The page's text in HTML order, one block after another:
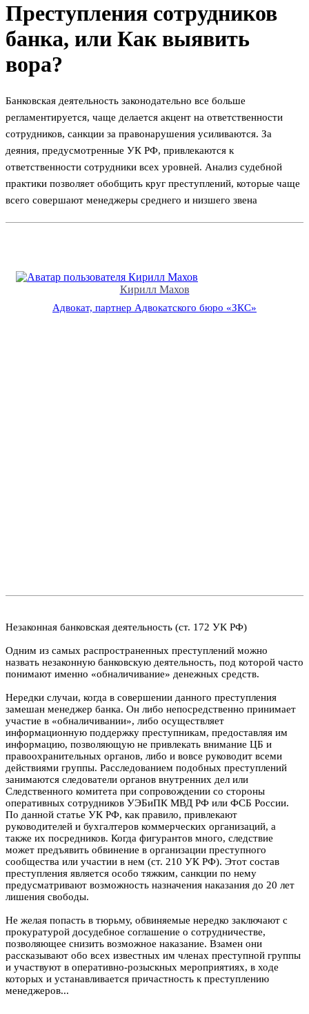
Преступления сотрудников
банка, или Как выявить
вора?
Банковская деятельность законодательно все больше
регламентируется, чаще делается акцент на ответственности
сотрудников, санкции за правонарушения усиливаются. За
деяния, предусмотренные УК РФ, привлекаются к
ответственности сотрудники всех уровней. Анализ судебной
практики позволяет обобщить круг преступлений, которые чаще
всего совершают менеджеры среднего и низшего звена
Кирилл Махов
Адвокат, партнер Адвокатского бюро «ЗКС»
Незаконная банковская деятельность (ст. 172 УК РФ)
Одним из самых распространенных преступлений можно
назвать незаконную банковскую деятельность, под которой часто
понимают именно «обналичивание» денежных средств.
Нередки случаи, когда в совершении данного преступления
замешан менеджер банка. Он либо непосредственно принимает
участие в «обналичивании», либо осуществляет
информационную поддержку преступникам, предоставляя им
информацию, позволяющую не привлекать внимание ЦБ и
правоохранительных органов, либо и вовсе руководит всеми
действиями группы. Расследованием подобных преступлений
занимаются следователи органов внутренних дел или
Следственного комитета при сопровождении со стороны
оперативных сотрудников УЭБиПК МВД РФ или ФСБ России.
По данной статье УК РФ, как правило, привлекают
руководителей и бухгалтеров коммерческих организаций, а
также их посредников. Когда фигурантов много, следствие
может предъявить обвинение в организации преступного
сообщества или участии в нем (ст. 210 УК РФ). Этот состав
преступления является особо тяжким, санкции по нему
предусматривают возможность назначения наказания до 20 лет
лишения свободы.
Не желая попасть в тюрьму, обвиняемые нередко заключают с
прокуратурой досудебное соглашение о сотрудничестве,
позволяющее снизить возможное наказание. Взамен они
рассказывают обо всех известных им членах преступной группы
и участвуют в оперативно-розыскных мероприятиях, в ходе
которых и устанавливается причастность к преступлению
менеджеров...